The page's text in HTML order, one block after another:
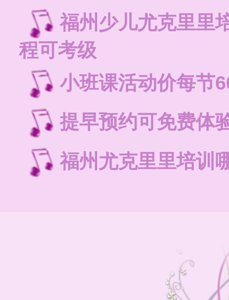
福州少儿尤克里里
程可考级
小班课活动价每节
提早预约可免费体
福州尤克里里培训